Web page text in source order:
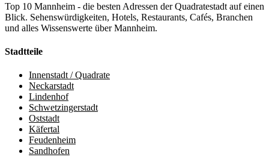
Top 10 Mannheim - die besten Adressen der Quadratestadt auf einen
Blick. Sehenswürdigkeiten, Hotels, Restaurants, Cafés, Branchen
und alles Wissenswerte über Mannheim.
Stadtteile
Innenstadt / Quadrate
Neckarstadt
Lindenhof
Schwetzingerstadt
Oststadt
Käfertal
Feudenheim
Sandhofen